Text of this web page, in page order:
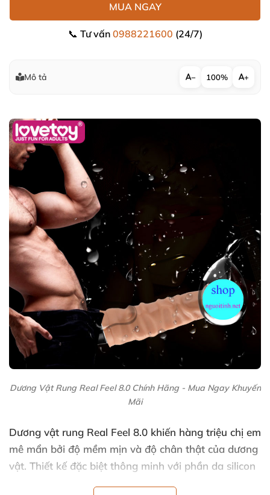
MUA NGAY
📞 Tư vấn 0988221600 (24/7)
Mô tả − 100% +
Dương Vật Rung Real Feel 8.0 Chính Hãng - Mua Ngay Khuyến
Mãi
Dương vật rung Real Feel 8.0 khiến hàng triệu chị em
mê mẩn bởi độ mềm mịn và độ chân thật của dương
vật. Thiết kế đặc biệt thông minh với phần da silicon